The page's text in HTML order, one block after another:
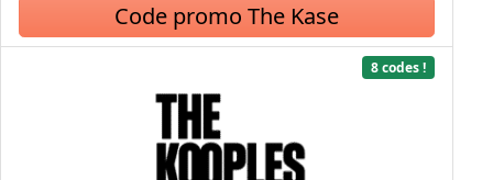
Code promo The Kase
8 codes !